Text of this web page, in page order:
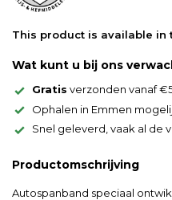
This product is available
Wat kunt u bij ons
Gratis verzonden vanaf
Ophalen in Emmen
Snel geleverd, vaak al de
Productomschrijving
Autospanband speciaal